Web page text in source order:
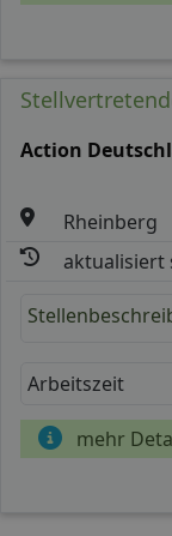
Action
Rheinberg
aktualisiert
Arbeitszeit
mehr